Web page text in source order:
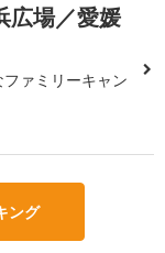
広場／愛媛
ァミリーキャン
ング